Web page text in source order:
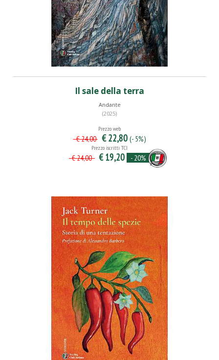
Il sale della terra
Andante
(2025)
Prezzo web
€ 24,00 € 22,80 (- 5%)
Prezzo iscritti TCI
€ 24,00 € 19,20 - 20%